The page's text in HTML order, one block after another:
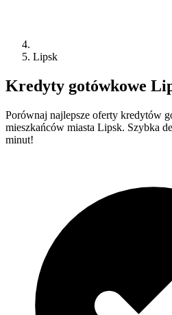
Lipsk
Kredyty gotówkowe
Porównaj najlepsze oferty kredytów
mieszkańców miasta Lipsk. Szybka
minut!